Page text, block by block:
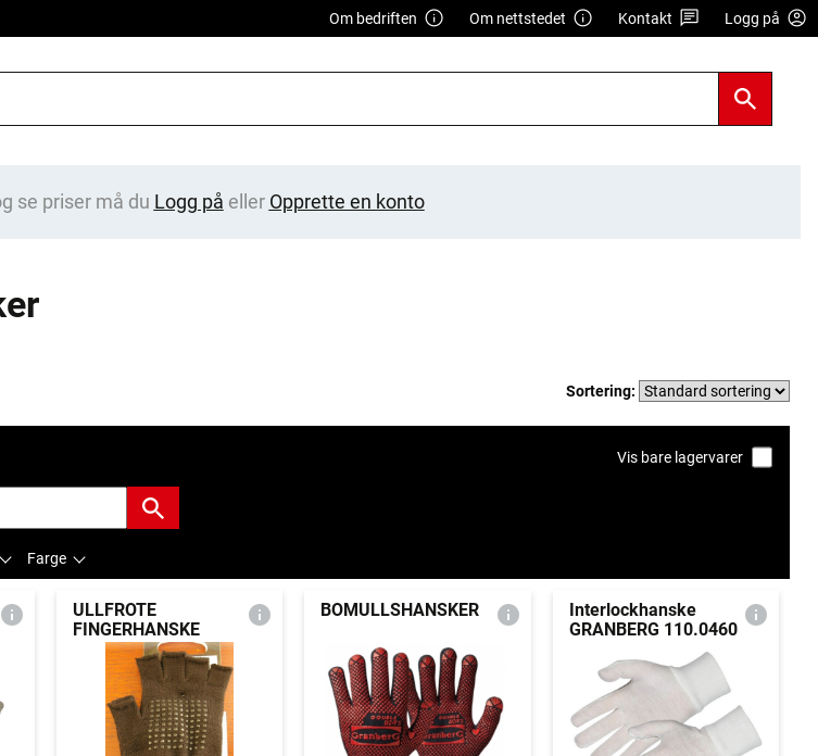
Om bedriften Om nettstedet Kontakt Logg på
se priser må du Logg på eller Opprette en konto
Sortering:
Vis bare lagervarer
Farge
ULLFROTE
FINGERHANSKE
BOMULLSHANSKER
Interlockhanske
GRANBERG 110.0460